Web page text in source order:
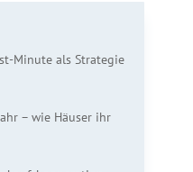
Minute als Strategie
– wie Häuser ihr